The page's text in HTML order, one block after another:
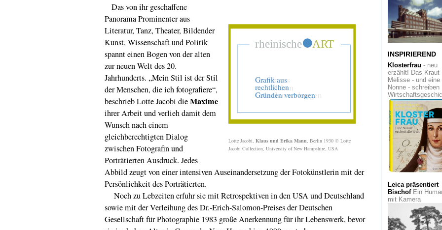
Lotte Jacobi, Klaus und Erika Mann , Berlin 1930 © Lotte
Jacobi Collection, University of New Hampshire, USA
Das von ihr geschaffene
Panorama Prominenter aus
Literatur, Tanz, Theater, Bildender
Kunst, Wissenschaft und Politik
spannt einen Bogen von der alten
zur neuen Welt des 20.
Jahrhunderts. „Mein Stil ist der Stil
der Menschen, die ich fotografiere“,
beschrieb Lotte Jacobi dieMaxime
ihrer Arbeit und verlieh damit dem
Wunsch nach einem
gleichberechtigten Dialog
zwischen Fotografin und
Porträtierten Ausdruck. Jedes
Abbild zeugt von einer intensiven Auseinandersetzung der Fotokünstlerin mit der
Persönlichkeit des Porträtierten.
Noch zu Lebzeiten erfuhr sie mit Retrospektiven in den USA und Deutschland
sowie mit der Verleihung des Dr.-Erich-Salomon-Preises der Deutschen
Gesellschaft für Photographie 1983 große Anerkennung für ihr Lebenswerk, bevor
Der Sündenfall oder
Figure in the
Katharina Fritsch
New York und
Theatermuseum
Gedächtnis der
Bühnenkunst in
Düsseldorf
Die Schauspieler-
Legende Gert
Filmmuseum
Düsseldorf
Der Künstler, der
ein Diplomat war.
Barock-Maler Peter
Paul Rubens im
Heydt-Museum
Anfang und vom
Werden der ZERO-
Bewegung, die
konsequent die
Erneuerung der
forderte
INSPIRIEREND
Klosterfrau - neu
erzählt! Das Kraut
Melisse - und eine
Nonne - schreiben
Leica präsentiert
BischofEin
mit Kamera